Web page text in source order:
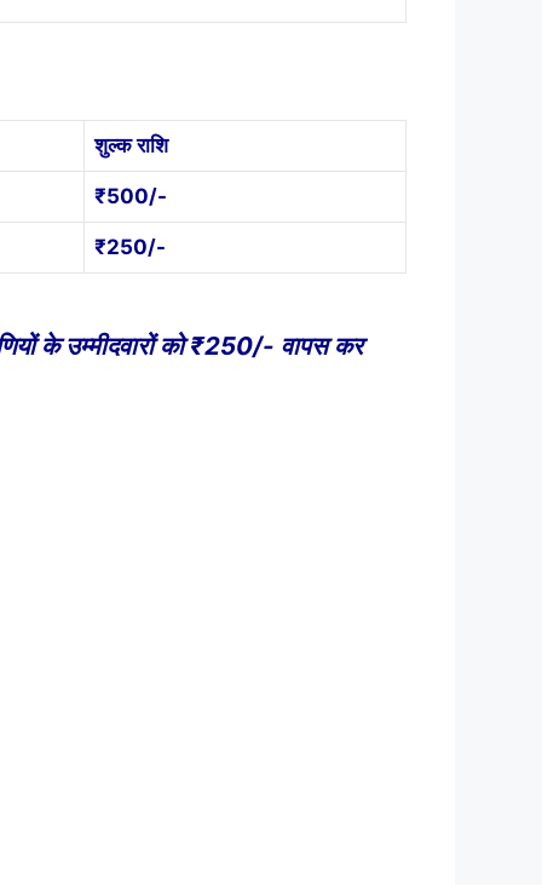
शुल्क राशि
₹500/-
₹250/-
के उम्मीदवारों को ₹250/- वापस कर